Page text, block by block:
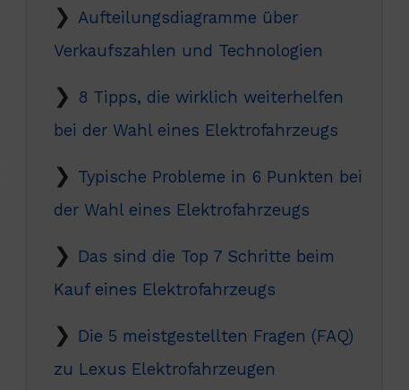
Aufteilungsdiagramme über
Verkaufszahlen und Technologien
8 Tipps, die wirklich weiterhelfen
bei der Wahl eines Elektrofahrzeugs
Typische Probleme in 6 Punkten bei
der Wahl eines Elektrofahrzeugs
Das sind die Top 7 Schritte beim
Kauf eines Elektrofahrzeugs
Die 5 meistgestellten Fragen (FAQ)
zu Lexus Elektrofahrzeugen